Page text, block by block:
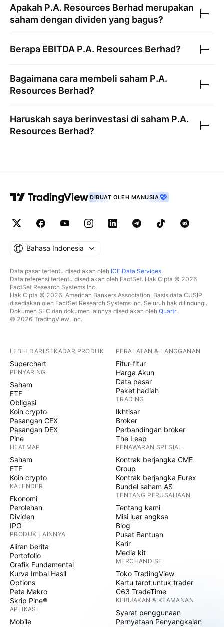
Apakah P.A. Resources Berhad merupakan
saham dengan dividen yang bagus?
Berapa EBITDA P.A. Resources Berhad?
Bagaimana cara membeli saham P.A.
Resources Berhad?
Haruskah saya berinvestasi di saham P.A.
Resources Berhad?
DIBUAT OLEH MANUSIA
Bahasa Indonesia
Data pasar tertentu disediakan oleh ICE Data Services.
Data referensi tertentu disediakan oleh FactSet. Hak Cipta © 2026
FactSet Research Systems Inc.
Hak Cipta © 2026, American Bankers Association. Basis data CUSIP
disediakan oleh FactSet Research Systems Inc. Seluruh hak dilindungi.
Dokumen SEC dan dokumen lainnya disediakan oleh Quartr.
© 2026 TradingView, Inc.
LEBIH DARI SEKADAR PRODUK
Superchart
PENYARING
Saham
ETF
Obligasi
Koin crypto
Pasangan CEX
Pasangan DEX
Pine
HEATMAP
Saham
ETF
Koin crypto
KALENDER
Ekonomi
Perolehan
Dividen
IPO
PRODUK LAINNYA
Aliran berita
Portofolio
Grafik Fundamental
Kurva Imbal Hasil
Options
Peta Makro
Skrip Pine®
APLIKASI
Mobile
PERALATAN & LANGGANAN
Fitur-fitur
Harga Akun
Data pasar
Paket hadiah
TRADING
Ikhtisar
Broker
Perbandingan broker
The Leap
PENAWARAN SPESIAL
Kontrak berjangka CME
Group
Kontrak berjangka Eurex
Bundel saham AS
TENTANG PERUSAHAAN
Tentang kami
Misi luar angksa
Blog
Pusat Bantuan
Karir
Media kit
MERCHANDISE
Toko TradingView
Kartu tarot untuk trader
C63 TradeTime
KEBIJAKAN & KEAMANAN
Syarat penggunaan
Pernyataan Penyangkalan